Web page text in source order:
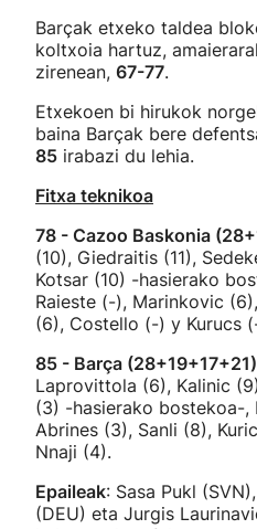
Barçak etxeko taldea
koltxoia hartuz,
zirenean, 67-77.
Etxekoen bi hirukok
baina Barçak bere
85 irabazi du lehia.
Fitxa teknikoa
78 - Cazoo Baskonia
(10), Giedraitis (11),
Kotsar (10) -hasierako
Raieste (-), Marinkovic
(6), Costello (-) y Kurucs
85 - Barça (28+19+17+21)
Laprovittola (6), Kalinic
(3) -hasierako bostekoa-,
Abrines (3), Sanli (8),
Nnaji (4).
Epaileak: Sasa Pukl
(DEU) eta Jurgis